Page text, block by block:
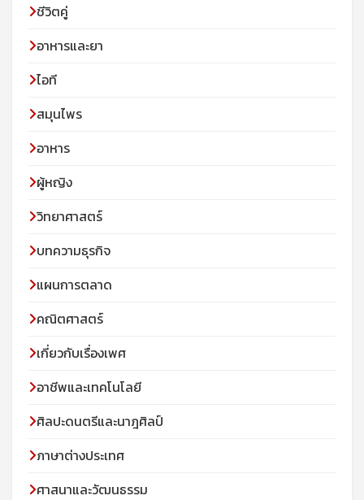
ชีวิตคู่
อาหารและยา
ไอที
สมุนไพร
อาหาร
ผู้หญิง
วิทยาศาสตร์
บทความธุรกิจ
แผนการตลาด
คณิตศาสตร์
เกี่ยวกับเรื่องเพศ
อาชีพและเทคโนโลยี
ศิลปะดนตรีและนาฎศิลป์
ภาษาต่างประเทศ
ศาสนาและวัฒนธรรม